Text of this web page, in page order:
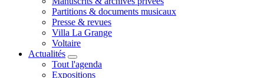
Partitions & documents musicaux
Presse & revues
Villa La Grange
Voltaire
Actualités
Tout l'agenda
Expositions